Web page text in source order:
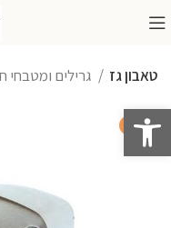
פתח סרגל נגישות
טאבון גז
-25%